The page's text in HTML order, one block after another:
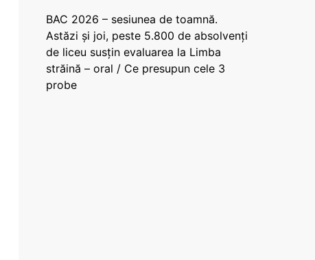
BAC 2026 – sesiunea de toamnă.
Astăzi și joi, peste 5.800 de absolvenți
de liceu susțin evaluarea la Limba
străină – oral / Ce presupun cele 3
probe